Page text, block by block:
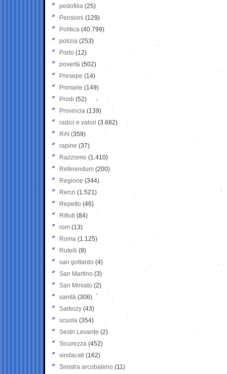
pedofilia (25)
Pensioni (129)
Politica (40.799)
polizia (253)
Porto (12)
povertà (502)
Presepe (14)
Primarie (149)
Prodi (52)
Provincia (139)
radici e valori (3.682)
RAI (359)
rapine (37)
Razzismo (1.410)
Referendum (200)
Regione (344)
Renzi (1.521)
Repetto (46)
Rifiuti (84)
rom (13)
Roma (1.125)
Rutelli (9)
san gottardo (4)
San Martino (3)
San Miniato (2)
sanità (306)
Sarkozy (43)
scuola (354)
Sestri Levante (2)
Sicurezza (452)
sindacati (162)
Sinistra arcobaleno (11)